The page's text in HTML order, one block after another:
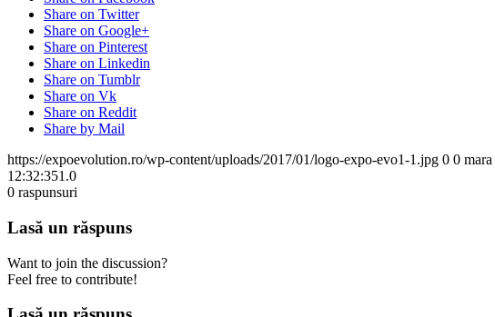
Share on Twitter
Share on Google+
Share on Pinterest
Share on Linkedin
Share on Tumblr
Share on Vk
Share on Reddit
Share by Mail
https://expoevolution.ro/wp-content/uploads/2017/01/logo-expo-evo1-1.jpg 0 0 mara
12:32:351.0
0 raspunsuri
Lasă un răspuns
Want to join the discussion?
Feel free to contribute!